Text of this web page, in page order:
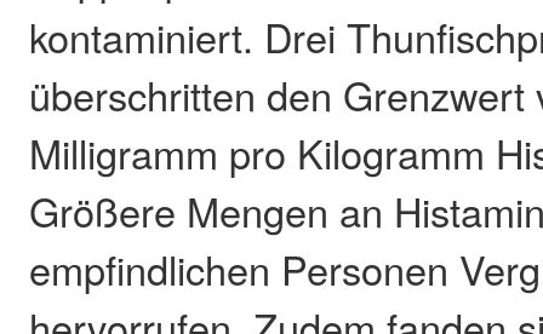
kontaminiert. Drei
überschritten den Grenzwert
Milligramm pro Kilogramm
Größere Mengen an
empfindlichen Personen